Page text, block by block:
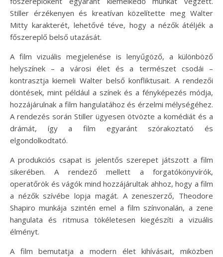
Stiller érzékenyen és kreatívan közelítette meg Walter
Mitty karakterét, lehetővé téve, hogy a nézők átéljék a
főszereplő belső utazását.
A film vizuális megjelenése is lenyűgöző, a különböző
helyszínek – a városi élet és a természet csodái –
kontrasztja kiemeli Walter belső konfliktusait. A rendezői
döntések, mint például a színek és a fényképezés módja,
hozzájárulnak a film hangulatához és érzelmi mélységéhez.
A rendezés során Stiller ügyesen ötvözte a komédiát és a
drámát, így a film egyaránt szórakoztató és
elgondolkodtató.
A produkciós csapat is jelentős szerepet játszott a film
sikerében. A rendező mellett a forgatókönyvírók,
operatőrök és vágók mind hozzájárultak ahhoz, hogy a film
a nézők szívébe lopja magát. A zeneszerző, Theodore
Shapiro munkája szintén emel a film színvonalán, a zene
hangulata és ritmusa tökéletesen kiegészíti a vizuális
élményt.
A film bemutatja a modern élet kihívásait, miközben